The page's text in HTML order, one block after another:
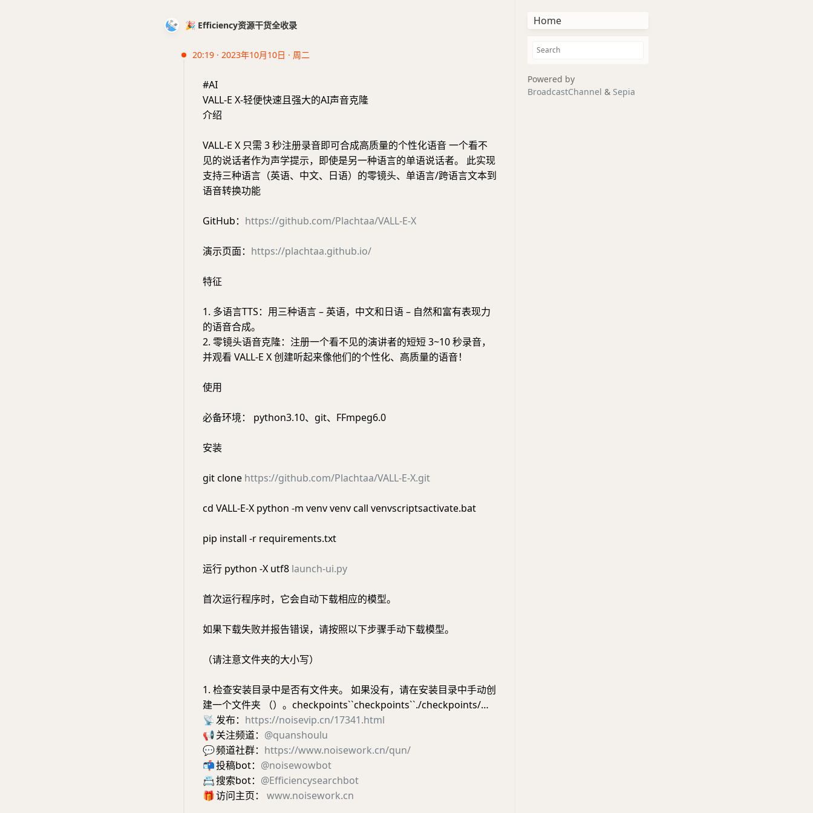
🎉 Efficiency资源干货全收录
20:19 · 2023年10月10日 · 周二
#AI
VALL-E X-轻便快速且强大的AI声音克隆
介绍
VALL-E X 只需 3 秒注册录音即可合成高质量的个性化语音 一个看不
见的说话者作为声学提示，即使是另一种语言的单语说话者。 此实现
支持三种语言（英语、中文、日语）的零镜头、单语言/跨语言文本到
语音转换功能
GitHub： https://github.com/Plachtaa/VALL-E-X
演示页面： https://plachtaa.github.io/
特征
1. 多语言TTS：用三种语言 – 英语，中文和日语 – 自然和富有表现力
的语音合成。
2. 零镜头语音克隆：注册一个看不见的演讲者的短短 3~10 秒录音，
并观看 VALL-E X 创建听起来像他们的个性化、高质量的语音！
使用
必备环境： python3.10、git、FFmpeg6.0
安装
git clone https://github.com/Plachtaa/VALL-E-X.git
cd VALL-E-X python -m venv venv call venvscriptsactivate.bat
pip install -r requirements.txt
运行 python -X utf8 launch-ui.py
首次运行程序时，它会自动下载相应的模型。
如果下载失败并报告错误，请按照以下步骤手动下载模型。
（请注意文件夹的大小写）
1. 检查安装目录中是否有文件夹。 如果没有，请在安装目录中手动创
建一个文件夹 （）。checkpoints``checkpoints``./checkpoints/…
📡发布： https://noisevip.cn/17341.html
📢关注频道： @quanshoulu
💬频道社群： https://www.noisework.cn/qun/
📬投稿bot： @noisewowbot
📇搜索bot： @Efficiencysearchbot
🎁访问主页： www.noisework.cn
Home
Powered by
BroadcastChannel & Sepia